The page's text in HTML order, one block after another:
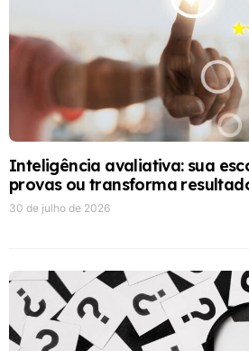
Inteligência avaliativa: sua
provas ou transforma
30 de julho de 2026